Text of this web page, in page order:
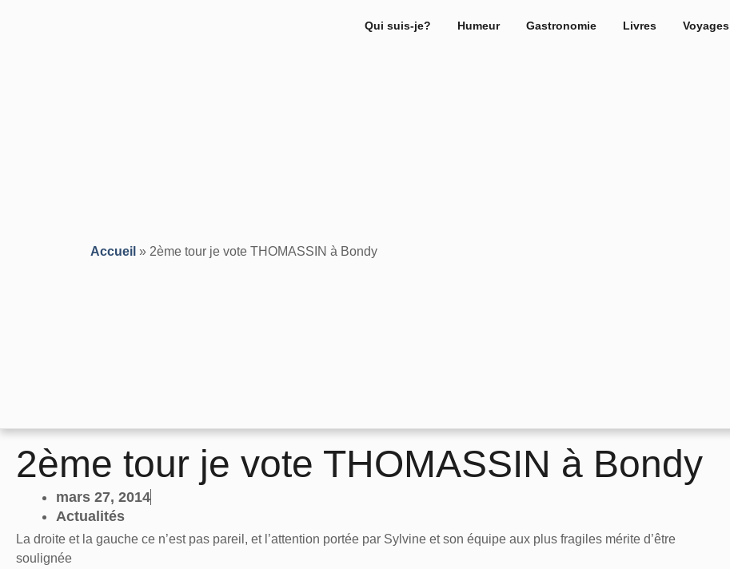
Qui suis-je? Humeur Gastronomie Livres Voyages
Accueil » 2ème tour je vote THOMASSIN à Bondy
2ème tour je vote THOMASSIN à Bondy
mars 27, 2014
Actualités
La droite et la gauche ce n’est pas pareil, et l’attention portée par Sylvine et son équipe aux plus fragiles mérite d’être
soulignée